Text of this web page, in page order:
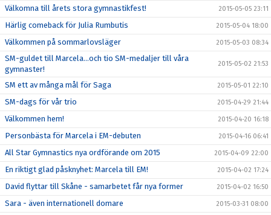
Välkomna till årets stora gymnastikfest! 2015-05-05 23:11
Härlig comeback för Julia Rumbutis 2015-05-04 18:00
Välkommen på sommarlovsläger 2015-05-03 08:34
SM-guldet till Marcela...och tio SM-medaljer till våra
gymnaster!
2015-05-02 21:53
SM ett av många mål för Saga 2015-05-01 22:10
SM-dags för vår trio 2015-04-29 21:44
Välkommen hem! 2015-04-20 16:18
Personbästa för Marcela i EM-debuten 2015-04-16 06:41
All Star Gymnastics nya ordförande om 2015 2015-04-09 22:00
En riktigt glad påsknyhet: Marcela till EM! 2015-04-02 17:24
David flyttar till Skåne - samarbetet får nya former 2015-04-02 16:50
Sara - även internationell domare 2015-03-31 08:00